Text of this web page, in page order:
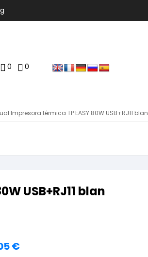
0 0
Impresora térmica TP EASY 80W USB+RJ11 blan
USB+RJ11 blan
€